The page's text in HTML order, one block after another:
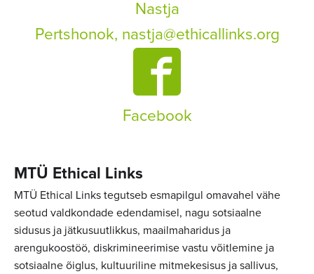
Nastja
Pertshonok, nastja@ethicallinks.org
Facebook
MTÜ Ethical Links
MTÜ Ethical Links tegutseb esmapilgul omavahel vähe
seotud valdkondade edendamisel, nagu sotsiaalne
sidusus ja jätkusuutlikkus, maailmaharidus ja
arengukoostöö, diskrimineerimise vastu võitlemine ja
sotsiaalne õiglus, kultuuriline mitmekesisus ja sallivus,